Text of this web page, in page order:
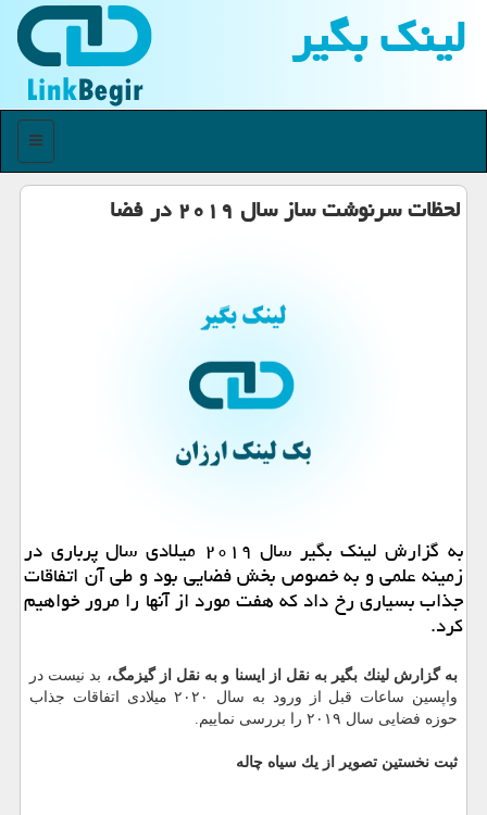
لینك بگیر
منو
لحظات سرنوشت ساز سال ۲۰۱۹ در فضا
به گزارش لینك بگیر سال ۲۰۱۹ میلادی سال پرباری در
زمینه علمی و به خصوص بخش فضایی بود و طی آن اتفاقات
جذاب بسیاری رخ داد كه هفت مورد از آنها را مرور خواهیم
كرد.
به گزارش لینك بگیر به نقل از ایسنا و به نقل از گیزمگ، بد نیست در
واپسین ساعات قبل از ورود به سال ۲۰۲۰ میلادی اتفاقات جذاب
حوزه فضایی سال ۲۰۱۹ را بررسی نماییم.
ثبت نخستین تصویر از یك سیاه چاله